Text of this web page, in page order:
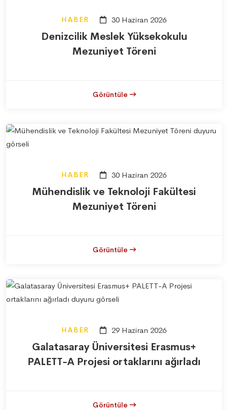
HABER 30 Haziran 2026
Denizcilik Meslek Yüksekokulu
Mezuniyet Töreni
Görüntüle
HABER 30 Haziran 2026
Mühendislik ve Teknoloji Fakültesi
Mezuniyet Töreni
Görüntüle
HABER 29 Haziran 2026
Galatasaray Üniversitesi Erasmus+
PALETT-A Projesi ortaklarını ağırladı
Görüntüle